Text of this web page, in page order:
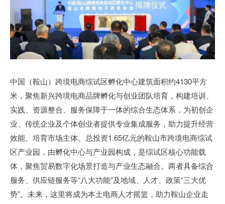
中国（鞍山）跨境电商综试区孵化中心建筑面积约4130平方
米，聚焦新兴跨境电商品牌孵化与创业团队培育，构建培训、
实践、资源整合、服务保障于一体的综合生态体系，为初创企
业、传统企业及个体创业者提供专业集成服务，助力提升经营
效能、培育市场主体。总投资1.65亿元的鞍山市跨境电商综试
区产业园，由孵化中心与产业园构成，是综试区核心功能载
体，聚焦贸易数字化场景打造与产业生态融合。两者具备综合
服务、供应链服务等“八大功能”及地域、人才、政策“三大优
势”。未来，这里将成为本土电商人才摇篮，助力鞍山企业走